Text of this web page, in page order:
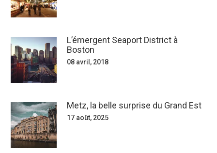
L’émergent Seaport District à
Boston
08 avril, 2018
Metz, la belle surprise du Grand Est
17 août, 2025